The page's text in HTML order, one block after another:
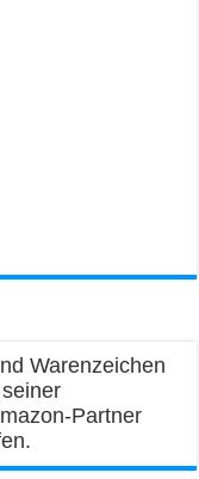
Warenzeichen
Partner